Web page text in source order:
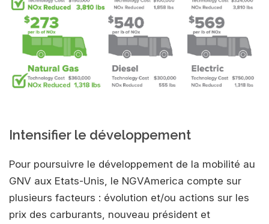
Intensifier le développement
Pour poursuivre le développement de la mobilité au
GNV aux Etats-Unis, le NGVAmerica compte sur
plusieurs facteurs : évolution et/ou actions sur les
prix des carburants, nouveau président et